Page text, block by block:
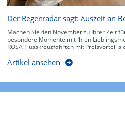
Der Regenradar sagt: Auszeit an
Machen Sie den November zu Ihrer Zeit
besondere Momente mit Ihren
ROSA Flusskreuzfahrten mit Preisvorteil
Artikel ansehen